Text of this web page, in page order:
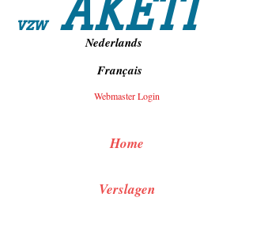
vzw
Nederlands
Français
Webmaster Login
Home
Verslagen